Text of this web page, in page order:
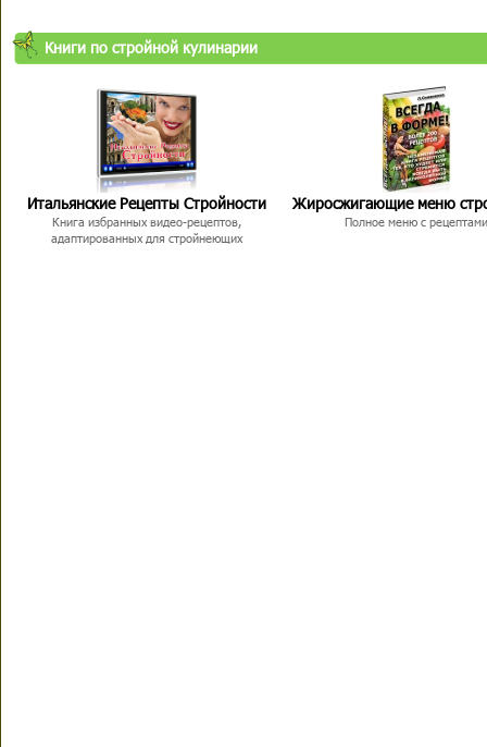
Книги по стройной кулинарии
Итальянские Рецепты Стройности
Книга избранных видео-рецептов,
адаптированных для стройнеющих
Жиросжигающие меню
Полное меню с рецептами